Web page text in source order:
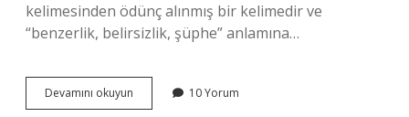
kelimesinden ödünç alınmış bir kelimedir ve
“benzerlik, belirsizlik, şüphe” anlamına…
Devamını okuyun
Şek
10 Yorum